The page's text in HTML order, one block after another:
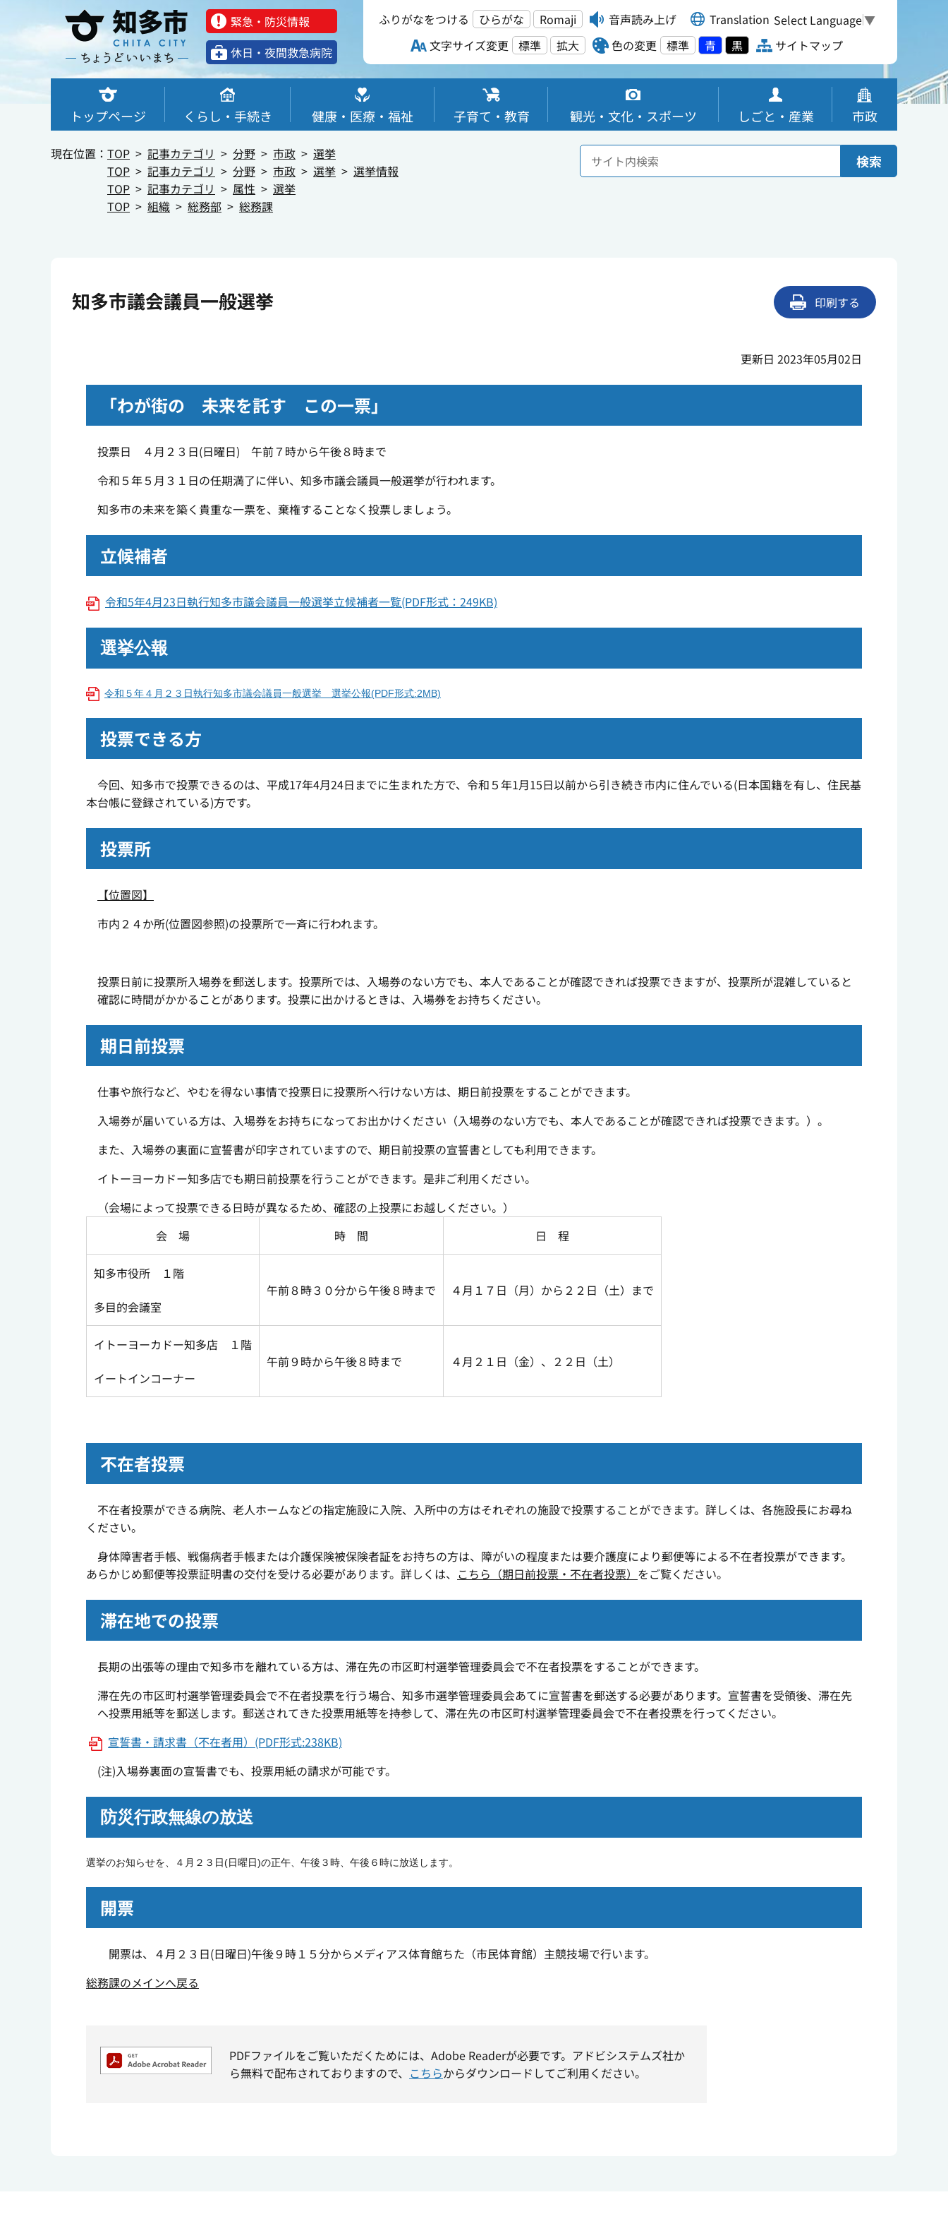
緊急・防災情報
休⽇・夜間救急病院
ふりがなをつける ひらがな Romaji 音声読み上げ Translation Select Language▼
文字サイズ変更
標準 拡大 色の変更 標準 青 黒 サイトマップ
トップページ くらし・手続き 健康・医療・福祉 子育て・教育 観光・文化・スポーツ しごと・産業 市政
現在位置： TOP 記事カテゴリ 分野 市政
選挙
TOP
記事カテゴリ 分野 市政 選挙
選挙情報
TOP
記事カテゴリ 属性
選挙
TOP
組織 総務部 総務課
検索
知多市議会議員一般選挙 印刷する
更新日 2023年05月02日
「わが街の 未来を託す この一票」
投票日 ４月２３日(日曜日) 午前７時から午後８時まで
令和５年５月３１日の任期満了に伴い、知多市議会議員一般選挙が行われます。
知多市の未来を築く貴重な一票を、棄権することなく投票しましょう。
立候補者
令和5年4月23日執行知多市議会議員一般選挙立候補者一覧(PDF形式：249KB)
選挙公報
令和５年４月２３日執行知多市議会議員一般選挙 選挙公報(PDF形式:2MB)
投票できる方
今回、知多市で投票できるのは、平成17年4月24日までに生まれた方で、令和５年1月15日以前から引き続き市内に住んでいる(日本国籍を有し、住民基
本台帳に登録されている)方です。
投票所
【位置図】
市内 ２４か所(位置図参照)の投票所で一斉に行われます。
投票日前に投票所入場券を郵送します。投票所では、入場券のない方でも、本人であることが確認できれば投票できますが、投票所が混雑していると
確認に時間がかかることがあります。投票に出かけるときは、入場券をお持ちください。
期日前投票
仕事や旅行など、やむを得ない事情で投票日に投票所へ行けない方は、期日前投票をすることができます。
入場券が届いている方は、入場券をお持ちになってお出かけください（入場券のない方でも、本人であることが確認できれば投票できます。）。
また、入場券の裏面に宣誓書が印字されていますので、期日前投票の宣誓書としても利用できます。
イトーヨーカドー知多店でも期日前投票を行うことができます。是非ご利用ください。
（会場によって投票できる日時が異なるため、確認の上投票にお越しください。）
会 場
時 間 日 程
知多市役所 １階
多目的会議室
午前８時３０分から午後８時まで ４月１７日（月）から２２日（土）まで
イトーヨーカドー知多店 １階
イートインコーナー
午前９時から午後８時まで ４月２１日（金）、２２日（土）
不在者投票
不在者投票ができる病院、老人ホームなどの指定施設に入院、入所中の方はそれぞれの施設で投票することができます。詳しくは、各施設長にお尋ね
ください。
身体障害者手帳、戦傷病者手帳または介護保険被保険者証をお持ちの方は、障がいの程度または要介護度により郵便等による不在者投票ができます。
あらかじめ郵便等投票証明書の交付を受ける必要があります。詳しくは、 こちら（期日前投票・不在者投票） をご覧ください。
滞在地での投票
長期の出張等の理由で知多市を離れている方は、滞在先の市区町村選挙管理委員会で不在者投票をすることができます。
滞在先の市区町村選挙管理委員会で不在者投票を行う場合、知多市選挙管理委員会あてに宣誓書を郵送する必要があります。宣誓書を受領後、滞在先
へ投票用紙等を郵送します。郵送されてきた投票用紙等を持参して、滞在先の市区町村選挙管理委員会で不在者投票を行ってください。
宣誓書・請求書（不在者用）(PDF形式:238KB)
(注)入場券裏面の宣誓書でも、投票用紙の請求が可能です。
防災行政無線の放送
選挙のお知らせを、４月２３日(日曜日)の正午、午後３時、午後６時に放送します。
開票
開票は、４月２３日(日曜日)午後９時１５分からメディアス体育館ちた（市民体育館）主競技場で行います。
総務課のメインへ戻る
PDFファイルをご覧いただくためには、Adobe Readerが必要です。アドビシステムズ社か
ら無料で配布されておりますので、 こちらからダウンロードしてご利用ください。